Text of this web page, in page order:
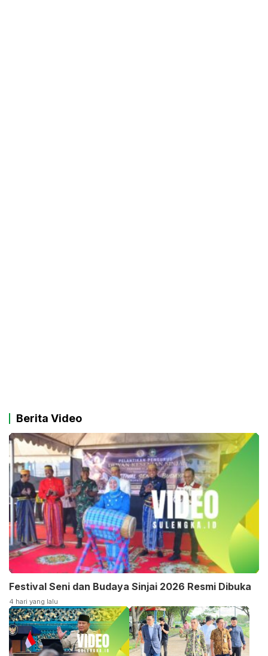
Berita Video
Festival Seni dan Budaya Sinjai 2026 Resmi Dibuka
4 hari yang lalu